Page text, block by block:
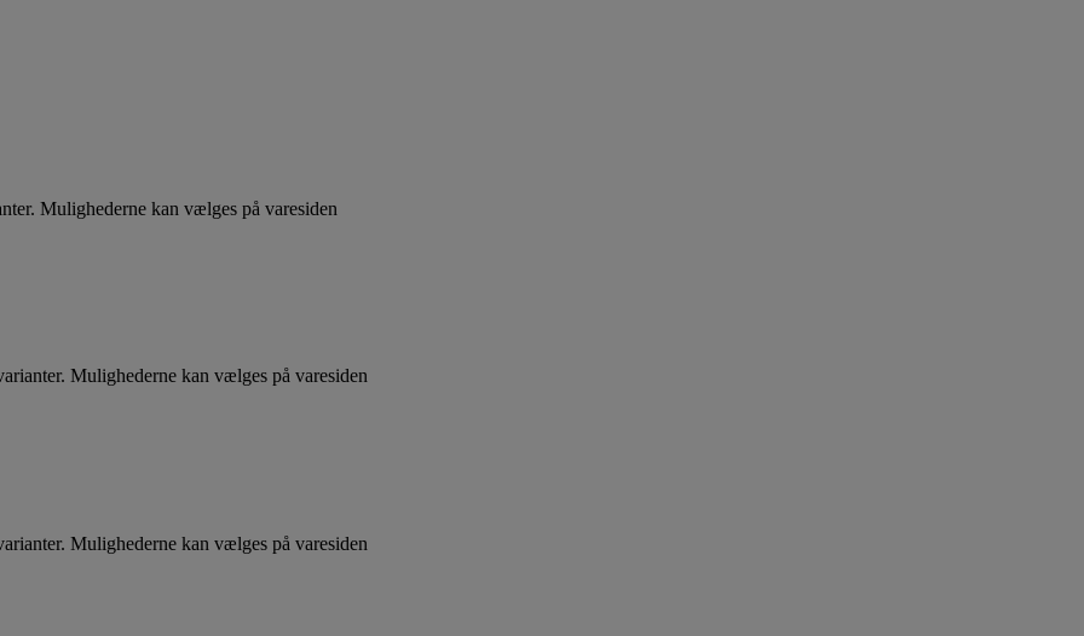
Mulighederne kan vælges på varesiden
Mulighederne kan vælges på varesiden
Mulighederne kan vælges på varesiden